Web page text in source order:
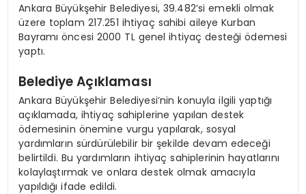
Ankara Büyükşehir Belediyesi, 39.482’si emekli olmak
üzere toplam 217.251 ihtiyaç sahibi aileye Kurban
Bayramı öncesi 2000 TL genel ihtiyaç desteği ödemesi
yaptı.
Belediye Açıklaması
Ankara Büyükşehir Belediyesi’nin konuyla ilgili yaptığı
açıklamada, ihtiyaç sahiplerine yapılan destek
ödemesinin önemine vurgu yapılarak, sosyal
yardımların sürdürülebilir bir şekilde devam edeceği
belirtildi. Bu yardımların ihtiyaç sahiplerinin hayatlarını
kolaylaştırmak ve onlara destek olmak amacıyla
yapıldığı ifade edildi.